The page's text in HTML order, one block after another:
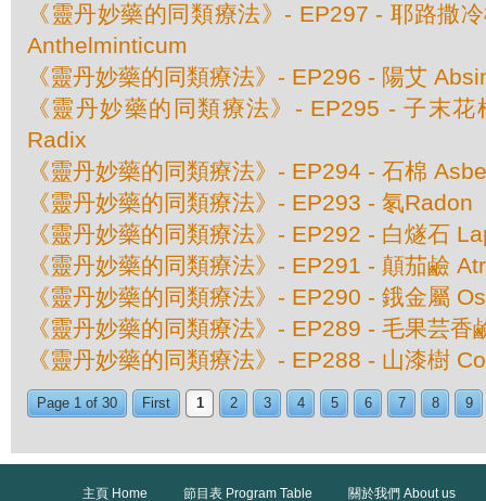
《靈丹妙藥的同類療法》- EP297 - 耶路撒
Anthelminticum
《靈丹妙藥的同類療法》- EP296 - 陽艾
《靈丹妙藥的同類療法》- EP295 - 子末
Radix
《靈丹妙藥的同類療法》- EP294 - 石棉
《靈丹妙藥的同類療法》- EP293 - 氡Radon
《靈丹妙藥的同類療法》- EP292 - 白燧石
《靈丹妙藥的同類療法》- EP291 - 顛茄鹼
《靈丹妙藥的同類療法》- EP290 - 鋨金屬
《靈丹妙藥的同類療法》- EP289 - 毛果芸
《靈丹妙藥的同類療法》- EP288 - 山漆樹
Page 1 of 30 First 1 2 3 4 5 6 7 8 9
主頁 Home 節目表 Program Table
關於我們 About us